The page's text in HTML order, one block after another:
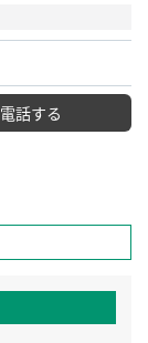
電話する